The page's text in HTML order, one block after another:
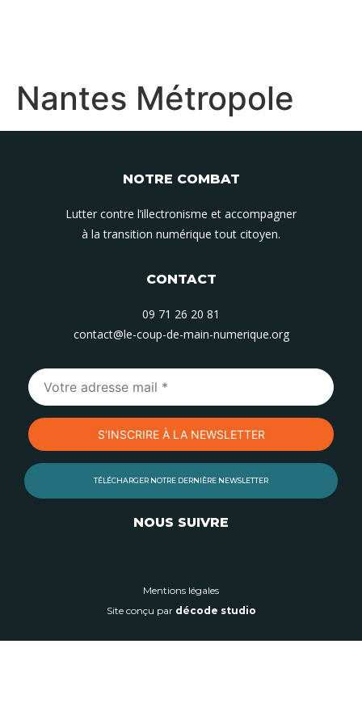
Nantes Métropole
NOTRE COMBAT
Lutter contre l’illectronisme et accompagner
à la transition numérique tout citoyen.
CONTACT
09 71 26 20 81
contact@le-coup-de-main-numerique.org
TÉLÉCHARGER NOTRE DERNIÈRE NEWSLETTER
NOUS SUIVRE
Mentions légales
Site conçu par décode studio